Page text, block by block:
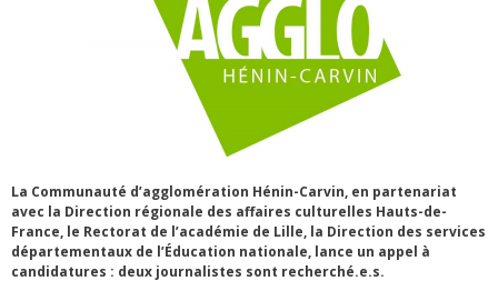
La Communauté d’agglomération Hénin-Carvin, en partenariat
avec la Direction régionale des affaires culturelles Hauts-de-
France, le Rectorat de l’académie de Lille, la Direction des services
départementaux de l’Éducation nationale, lance un appel à
candidatures : deux journalistes sont recherché.e.s.